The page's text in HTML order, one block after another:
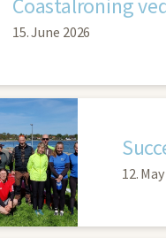
15. June 2026
12.